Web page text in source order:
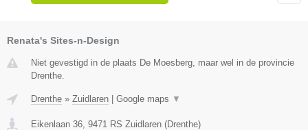
Renata's Sites-n-Design
Niet gevestigd in de plaats De Moesberg, maar wel in de provincie
Drenthe.
Drenthe » Zuidlaren Google maps ▼
Eikenlaan 36 9471 RS Zuidlaren (Drenthe)